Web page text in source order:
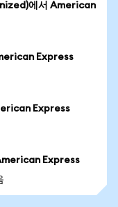
에서 American
Express
Express
Express